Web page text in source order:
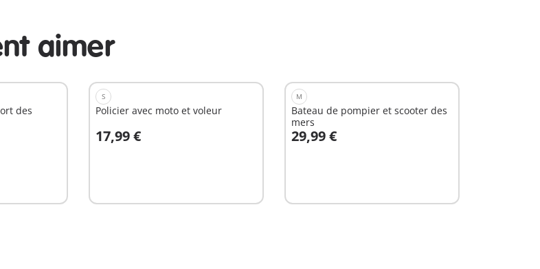
aimer
des
S
Policier avec moto et voleur
17,99 €
Au panier
M
Bateau de pompier et scooter des
mers
29,99 €
Au panier